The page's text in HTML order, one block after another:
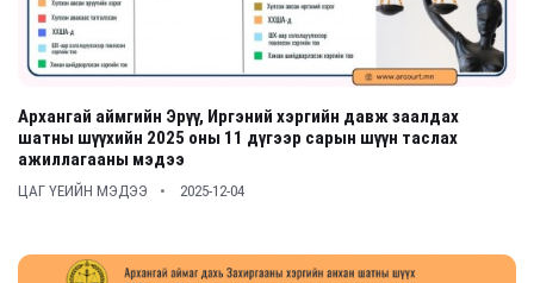
Архангай аймгийн Эрүү, Иргэний хэргийн давж заалдах
шатны шүүхийн 2025 оны 11 дүгээр сарын шүүн таслах
ажиллагааны мэдээ
ЦАГ ҮЕИЙН МЭДЭЭ 2025-12-04